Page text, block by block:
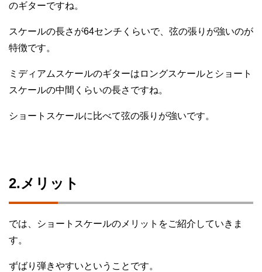
のギターですね。
スケールの長さが64センチくらいで、弦の張りが強いのが
特徴です。
ミディアムスケールのギターはロングスケールとショート
スケールの中間くらいの長さですね。
ショートスケールに比べて弦の張りが強いです。
2.メリット
では、ショートスケールのメリットをご紹介していきま
す。
ずばり弾きやすいということです。